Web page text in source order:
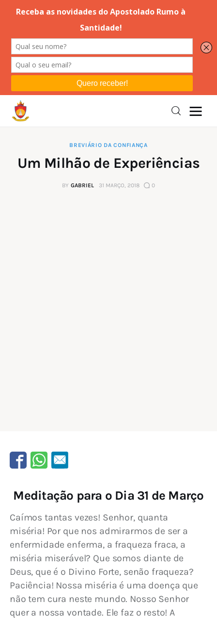
Editorial
Orações
Instruções
Espiritualidade
BREVIÁRIO DA CONFIANÇA
Um Milhão de Experiências
BY GABRIEL 31 MARÇO, 2018 0
Meditação para o Dia 31 de Março
Caímos tantas vezes! Senhor, quanta
miséria! Por que nos admirarmos de ser a
enfermidade enferma, a fraqueza fraca, a
miséria miserável? Que somos diante de
Deus, que é o Divino Forte, senão fraqueza?
Paciência! Nossa miséria é uma doença que
não tem cura neste mundo. Nosso Senhor
quer a nossa vontade. Ele faz o resto! A